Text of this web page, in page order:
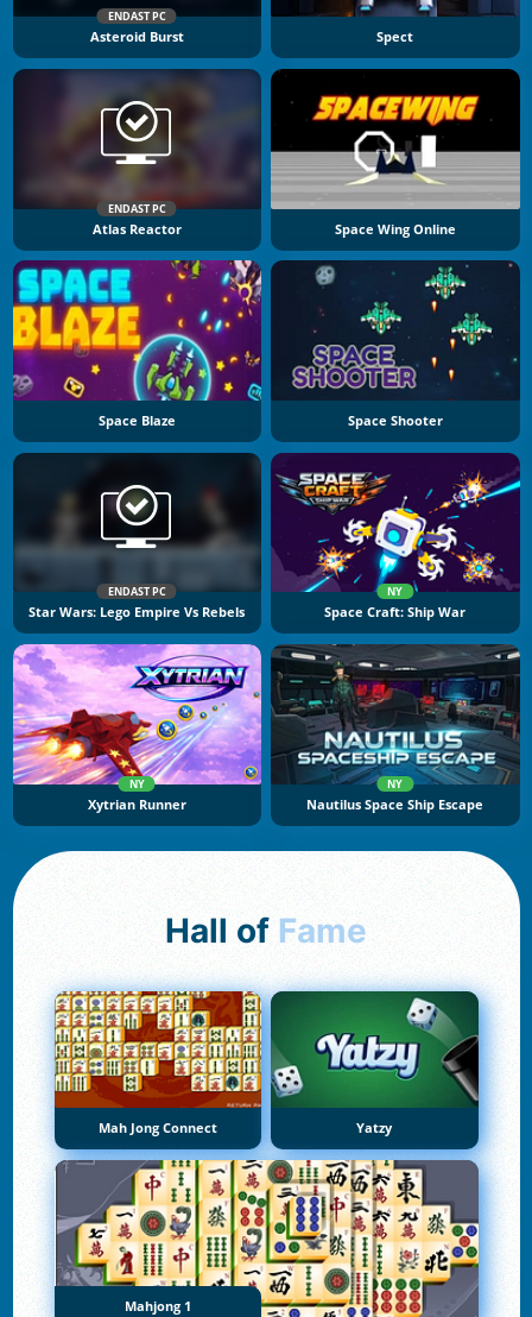
ENDAST PC
Asteroid Burst Spect
ENDAST PC
Atlas Reactor Space Wing Online
Space Blaze Space Shooter
ENDAST PC
Star Wars: Lego Empire Vs Rebels
NY
Space Craft: Ship War
NY
Xytrian Runner
NY
Nautilus Space Ship Escape
Hall of Fame
Mah Jong Connect Yatzy
Mahjong 1